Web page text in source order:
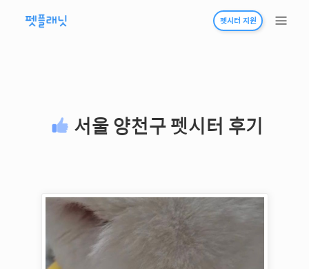
펫시터 지원
서울 양천구 펫시터 후기